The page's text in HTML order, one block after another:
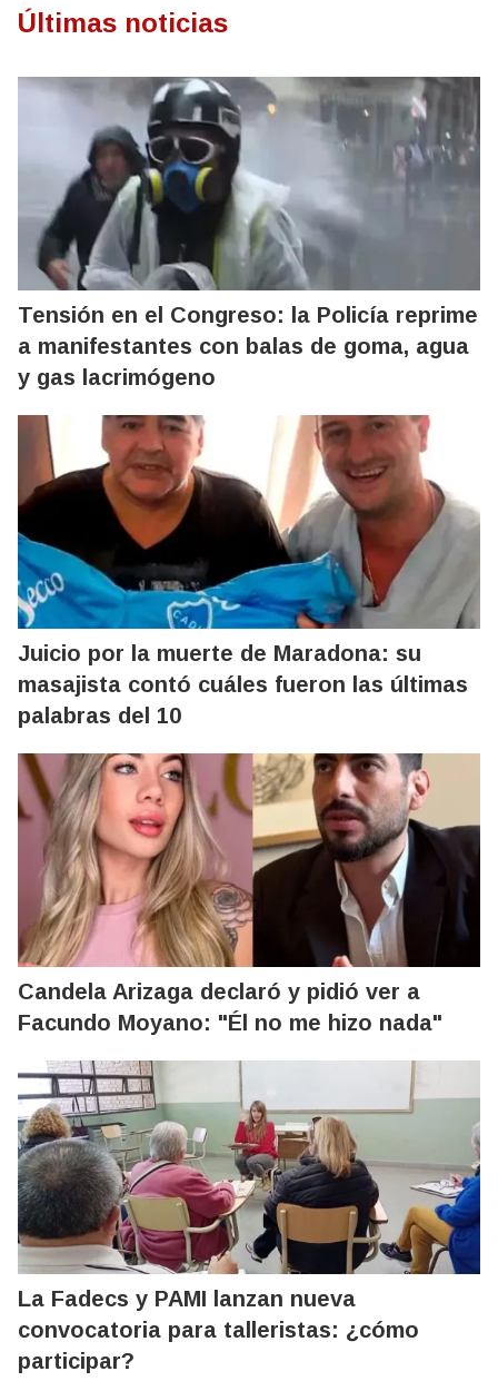
Últimas noticias
Tensión en el Congreso: la Policía reprime
a manifestantes con balas de goma, agua
y gas lacrimógeno
Juicio por la muerte de Maradona: su
masajista contó cuáles fueron las últimas
palabras del 10
Candela Arizaga declaró y pidió ver a
Facundo Moyano: "Él no me hizo nada"
La Fadecs y PAMI lanzan nueva
convocatoria para talleristas: ¿cómo
participar?